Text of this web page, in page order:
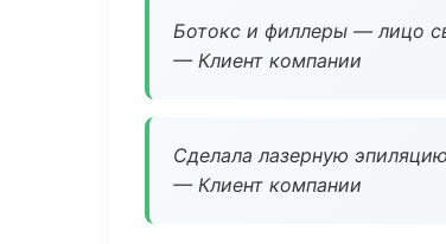
Ботокс и филлеры — лицо
— Клиент компании
Сделала лазерную
— Клиент компании